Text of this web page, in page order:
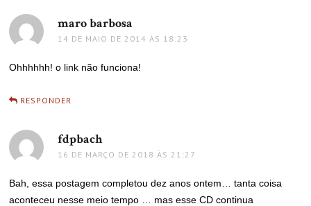
maro barbosa
14 DE MAIO DE 2014 ÀS 18:23
Ohhhhhh! o link não funciona!
RESPONDER
fdpbachdisse:
16 DE MARÇO DE 2018 ÀS 21:27
Bah, essa postagem completou dez anos ontem… tanta coisa
aconteceu nesse meio tempo … mas esse CD continua